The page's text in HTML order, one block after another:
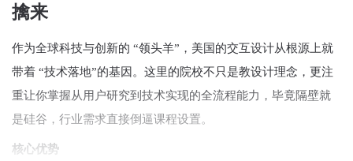
擒来
作为全球科技与创新的 “领头羊”，美国的交互设计从根源上就
带着 “技术落地”的基因。这里的院校不只是教设计理念，更注
重让你掌握从用户研究到技术实现的全流程能力，毕竟隔壁就
是硅谷，行业需求直接倒逼课程设置。
核心优势